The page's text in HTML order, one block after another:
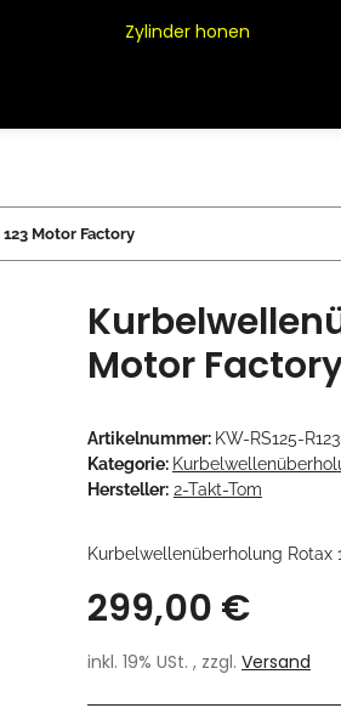
Zylinder honen
Motor Factory
Motor
Artikelnummer: KW-RS125-
Kategorie:
Hersteller: 2-Takt-Tom
Kurbelwellenüberholung Rotax
299,00 €
inkl. 19% USt. , zzgl. Versand